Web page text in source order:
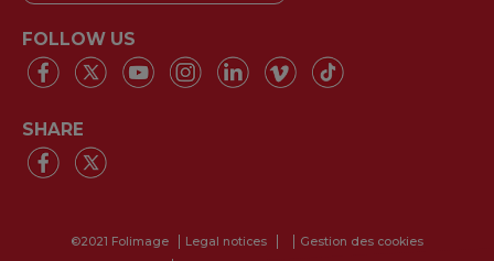
FOLLOW US
SHARE
©2021 Folimage Legal notices
Gestion des cookies